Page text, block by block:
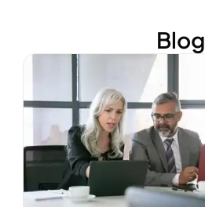
Blog